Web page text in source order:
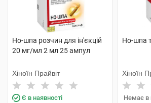
Но-шпа розчин для ін'єкцій
20 мг/мл 2 мл 25 ампул
Хіноїн Прайвіт
Є в наявності
Но-шпа
Хіноїн
Немає в